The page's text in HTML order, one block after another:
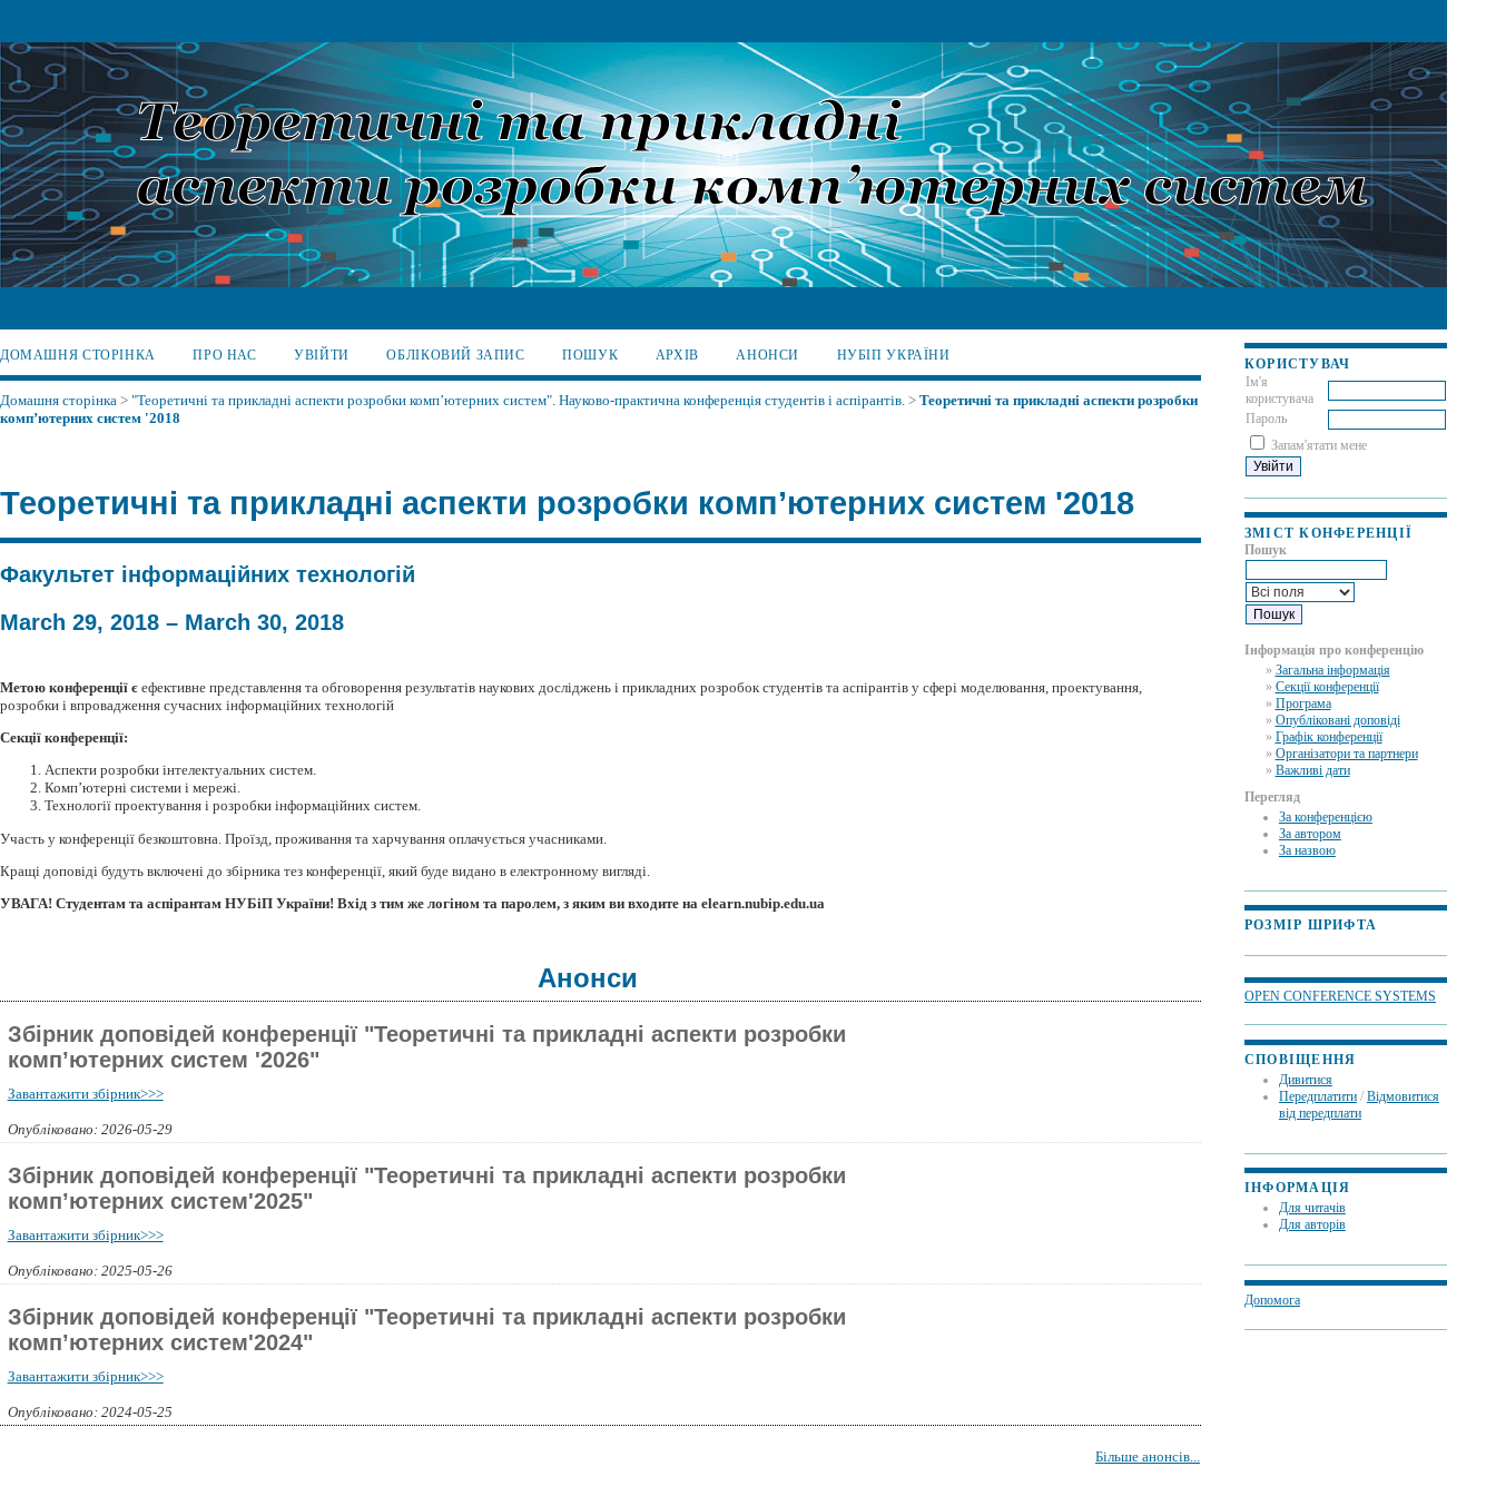
КОРИСТУВАЧ
Ім'я
користувача
Пароль
Запам'ятати мене
ЗМІСТ КОНФЕРЕНЦІЇ
Пошук
Інформація про конференцію
» Загальна інформація
» Секції конференції
» Програма
» Опубліковані доповіді
» Графік конференції
» Організатори та партнери
» Важливі дати
Перегляд
За конференцією
За автором
За назвою
РОЗМІР ШРИФТА
OPEN CONFERENCE SYSTEMS
СПОВІЩЕННЯ
Дивитися
Передплатити/ Відмовитися
від передплати
ІНФОРМАЦІЯ
Для читачів
Для авторів
Допомога
ДОМАШНЯ СТОРІНКА ПРО НАС УВІЙТИ ОБЛІКОВИЙ ЗАПИС ПОШУК АРХІВ АНОНСИ НУБІП УКРАЇНИ
Домашня сторінка > "Теоретичні та прикладні аспекти розробки комп’ютерних систем". Науково-практична конференція студентів і аспірантів. > Теоретичні та прикладні аспекти розробки
комп’ютерних систем '2018
Теоретичні та прикладні аспекти розробки комп’ютерних систем '2018
Факультет інформаційних технологій
March 29, 2018 – March 30, 2018
Метою конференції є ефективне представлення та обговорення результатів наукових досліджень і прикладних розробок студентів та аспірантів у сфері моделювання, проектування,
розробки і впровадження сучасних інформаційних технологій
Секції конференції:
Аспекти розробки інтелектуальних систем.
Комп’ютерні системи і мережі.
Технології проектування і розробки інформаційних систем.
Участь у конференції безкоштовна. Проїзд, проживання та харчування оплачується учасниками.
Кращі доповіді будуть включені до збірника тез конференції, який буде видано в електронному вигляді.
УВАГА! Студентам та аспірантам НУБіП України! Вхід з тим же логіном та паролем, з яким ви входите на elearn.nubip.edu.ua
Анонси
Збірник доповідей конференції "Теоретичні та прикладні аспекти розробки
комп’ютерних систем '2026"
Завантажити збірник>>>
Опубліковано: 2026-05-29
Збірник доповідей конференції "Теоретичні та прикладні аспекти розробки
комп’ютерних систем'2025"
Завантажити збірник>>>
Опубліковано: 2025-05-26
Збірник доповідей конференції "Теоретичні та прикладні аспекти розробки
комп’ютерних систем'2024"
Завантажити збірник>>>
Опубліковано: 2024-05-25
Більше анонсів...